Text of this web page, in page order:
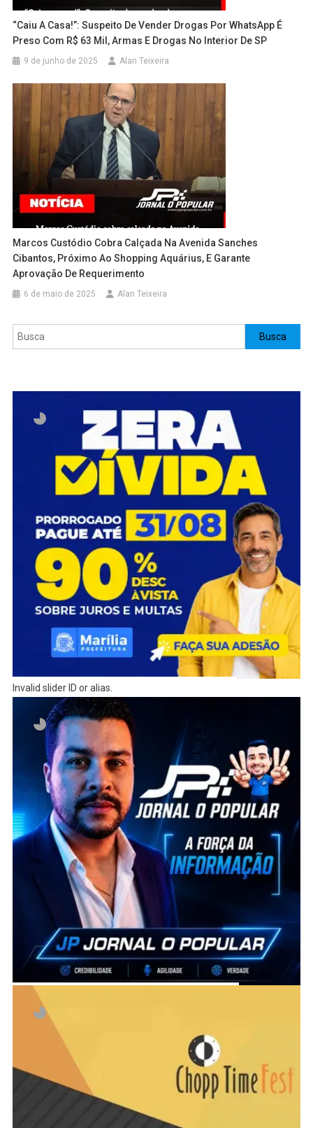
“Caiu A Casa!”: Suspeito De Vender Drogas Por WhatsApp É
Preso Com R$ 63 Mil, Armas E Drogas No Interior De SP
9 de junho de 2025 Alan Teixeira
Marcos Custódio Cobra Calçada Na Avenida Sanches
Cibantos, Próximo Ao Shopping Aquárius, E Garante
Aprovação De Requerimento
6 de maio de 2025 Alan Teixeira
Pesquisar Busca
Invalid slider ID or alias.